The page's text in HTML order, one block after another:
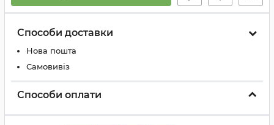
Способи доставки
Нова пошта
Самовивіз
Способи оплати